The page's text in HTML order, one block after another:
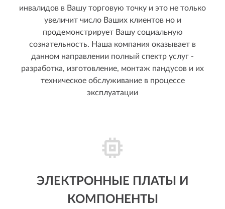
инвалидов в Вашу торговую точку и это не только
увеличит число Ваших клиентов но и
продемонстрирует Вашу социальную
сознательность. Наша компания оказывает в
данном направлении полный спектр услуг -
разработка, изготовление, монтаж пандусов и их
техническое обслуживание в процессе
эксплуатации
ЭЛЕКТРОННЫЕ ПЛАТЫ И
КОМПОНЕНТЫ